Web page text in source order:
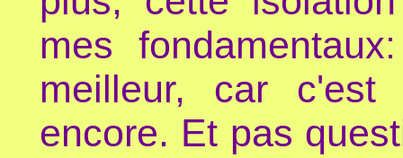
mes
meilleur, car
encore. Et pas